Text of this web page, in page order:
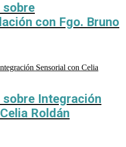
sobre
con Fgo. Bruno
Integración
Roldán